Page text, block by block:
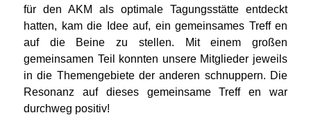
für den AKM als optimale Tagungsstätte entdeckt
hatten, kam die Idee auf, ein gemeinsames Treff en
auf die Beine zu stellen. Mit einem großen
gemeinsamen Teil konnten unsere Mitglieder jeweils
in die Themengebiete der anderen schnuppern. Die
Resonanz auf dieses gemeinsame Treff en war
durchweg positiv!